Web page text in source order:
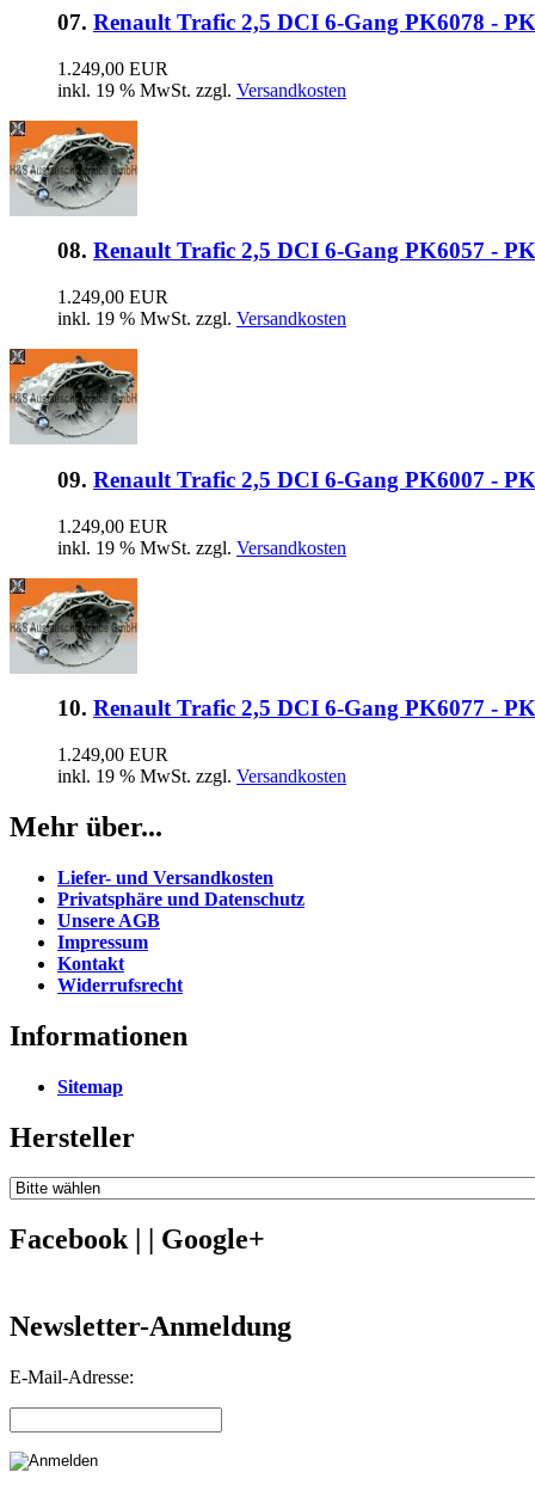
07. Renault Trafic 2,5 DCI 6-Gang PK6078 -
1.249,00 EUR
inkl. 19 % MwSt. zzgl. Versandkosten
08. Renault Trafic 2,5 DCI 6-Gang PK6057 -
1.249,00 EUR
inkl. 19 % MwSt. zzgl. Versandkosten
09. Renault Trafic 2,5 DCI 6-Gang PK6007 -
1.249,00 EUR
inkl. 19 % MwSt. zzgl. Versandkosten
10. Renault Trafic 2,5 DCI 6-Gang PK6077 -
1.249,00 EUR
inkl. 19 % MwSt. zzgl. Versandkosten
Mehr über...
Liefer- und Versandkosten
Privatsphäre und Datenschutz
Unsere AGB
Impressum
Kontakt
Widerrufsrecht
Informationen
Sitemap
Hersteller
Facebook | | Google+
Newsletter-Anmeldung
E-Mail-Adresse: